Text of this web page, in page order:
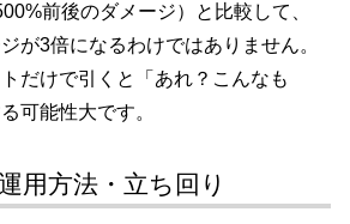
前後のダメージ）と比較して、
が3倍になるわけではありません。
だけで引くと「あれ？こんなも
可能性大です。
用方法・立ち回り